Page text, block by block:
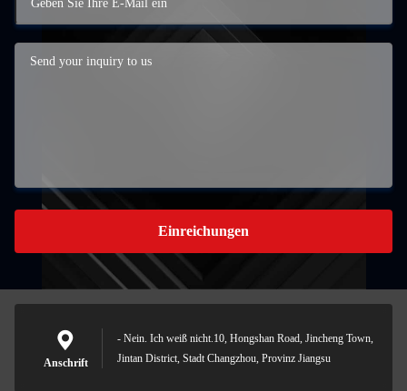
Einreichungen
Anschrift
- Nein. Ich weiß nicht.10, Hongshan Road, Jincheng Town,
Jintan District, Stadt Changzhou, Provinz Jiangsu